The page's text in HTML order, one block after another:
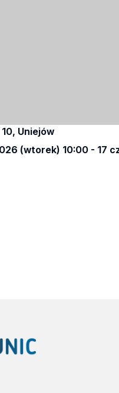
Uniejów
(wtorek) 10:00 - 17